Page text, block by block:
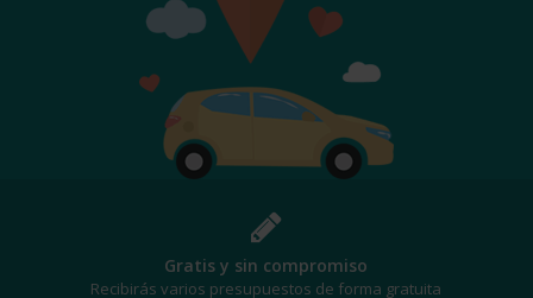
Gratis y sin compromiso
Recibirás varios presupuestos de forma gratuita